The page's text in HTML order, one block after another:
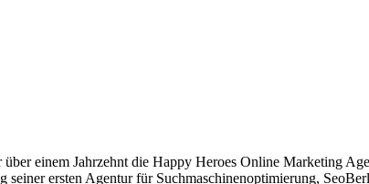
einem Jahrzehnt die Happy Heroes Online Marketing
ersten Agentur für Suchmaschinenoptimierung,